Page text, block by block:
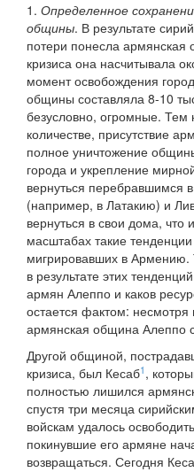
1. Определенное
общины. В результате
потери понесла
кризиса она насчитывала
момент освобождения
общины составляла 8-10
безусловно, огромные. Тем
количестве, присутствие
полное уничтожение
города и укрепление
вернуться перебравшимся
(например, в Латакию) и
вернуться в свои дома,
масштабах такие
мигрировавших в Армению.
в результате этих
армян Алеппо и каков
остается фактом:
армянская община Алеппо
Другой общиной,
кризиса, был Кесаб1 ,
полностью лишился
спустя три месяца
войскам удалось
покинувшие его армяне
возвращаться. Сегодня